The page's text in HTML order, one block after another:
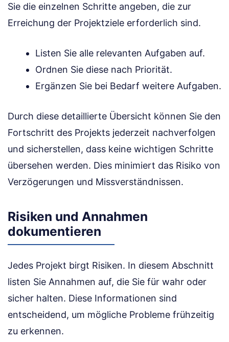
Sie die einzelnen Schritte angeben, die zur
Erreichung der Projektziele erforderlich sind.
Listen Sie alle relevanten Aufgaben auf.
Ordnen Sie diese nach Priorität.
Ergänzen Sie bei Bedarf weitere Aufgaben.
Durch diese detaillierte Übersicht können Sie den
Fortschritt des Projekts jederzeit nachverfolgen
und sicherstellen, dass keine wichtigen Schritte
übersehen werden. Dies minimiert das Risiko von
Verzögerungen und Missverständnissen.
Risiken und Annahmen
dokumentieren
Jedes Projekt birgt Risiken. In diesem Abschnitt
listen Sie Annahmen auf, die Sie für wahr oder
sicher halten. Diese Informationen sind
entscheidend, um mögliche Probleme frühzeitig
zu erkennen.